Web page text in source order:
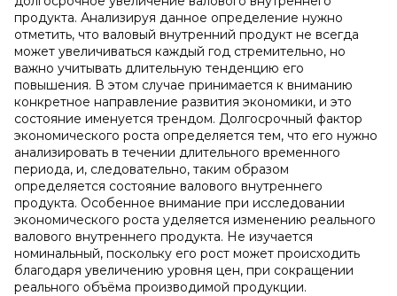
продукта. Анализируя данное определение нужно
отметить, что валовый внутренний продукт не всегда
может увеличиваться каждый год стремительно, но
важно учитывать длительную тенденцию его
повышения. В этом случае принимается к вниманию
конкретное направление развития экономики, и это
состояние именуется трендом. Долгосрочный фактор
экономического роста определяется тем, что его нужно
анализировать в течении длительного временного
периода, и, следовательно, таким образом
определяется состояние валового внутреннего
продукта. Особенное внимание при исследовании
экономического роста уделяется изменению реального
валового внутреннего продукта. Не изучается
номинальный, поскольку его рост может происходить
благодаря увеличению уровня цен, при сокращении
реального объёма производимой продукции.